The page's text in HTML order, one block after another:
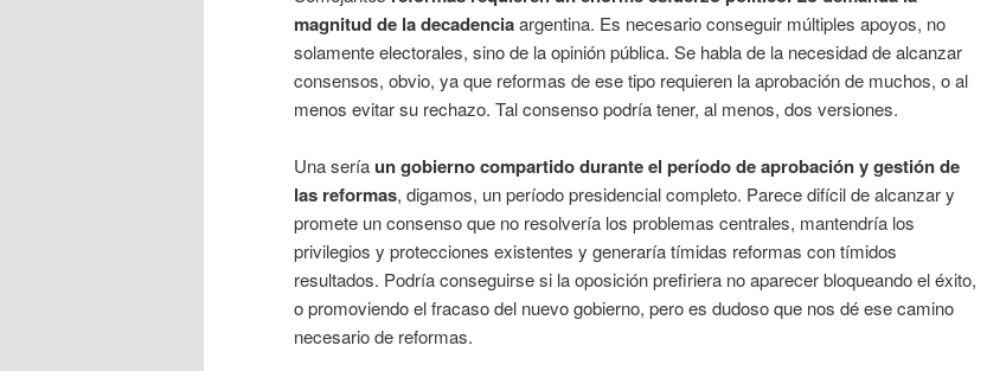
magnitud de la decadenciaargentina. Es necesario conseguir múltiples apoyos, no
solamente electorales, sino de la opinión pública. Se habla de la necesidad de alcanzar
consensos, obvio, ya que reformas de ese tipo requieren la aprobación de muchos, o al
menos evitar su rechazo. Tal consenso podría tener, al menos, dos versiones.
Una seríaun gobierno compartido durante el período de aprobación y gestión de
las reformas, digamos, un período presidencial completo. Parece difícil de alcanzar y
promete un consenso que no resolvería los problemas centrales, mantendría los
privilegios y protecciones existentes y generaría tímidas reformas con tímidos
resultados. Podría conseguirse si la oposición prefiriera no aparecer bloqueando el éxito,
o promoviendo el fracaso del nuevo gobierno, pero es dudoso que nos dé ese camino
necesario de reformas.